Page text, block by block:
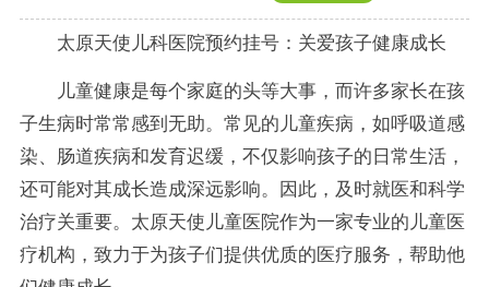
太原天使儿科医院预约挂号：关爱孩子健康成长
儿童健康是每个家庭的头等大事，而许多家长在孩
子生病时常常感到无助。常见的儿童疾病，如呼吸道感
染、肠道疾病和发育迟缓，不仅影响孩子的日常生活，
还可能对其成长造成深远影响。因此，及时就医和科学
治疗关重要。太原天使儿童医院作为一家专业的儿童医
疗机构，致力于为孩子们提供优质的医疗服务，帮助他